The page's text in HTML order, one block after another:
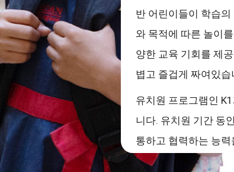
반 어린이들이 학습
와 목적에 따른 놀이
양한 교육 기회를 제
볍고 즐겁게 짜여있습
유치원 프로그램인
니다. 유치원 기간 동
통하고 협력하는 능
임감 있고 독립적인